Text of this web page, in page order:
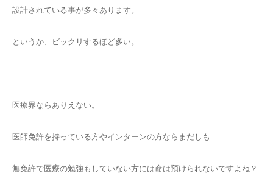
設計されている事が多々あります。
というか、ビックリするほど多い。
医療界ならありえない。
医師免許を持っている方やインターンの方ならまだしも
無免許で医療の勉強もしていない方には命は預けられないですよね？